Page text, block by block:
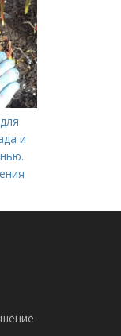
и